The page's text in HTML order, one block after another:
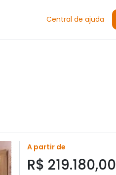
Central de ajuda
A partir de
R$ 219.180,00